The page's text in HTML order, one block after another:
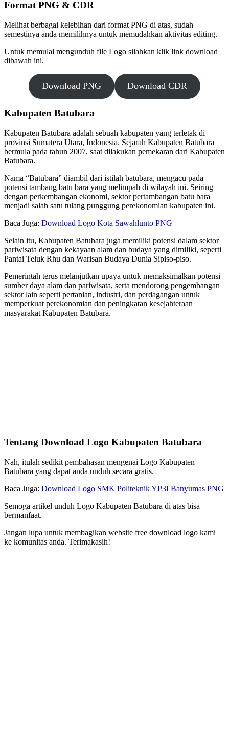
Format PNG & CDR
Melihat berbagai kelebihan dari format PNG di atas, sudah
semestinya anda memilihnya untuk memudahkan aktivitas editing.
Untuk memulai mengunduh file Logo silahkan klik link download
dibawah ini.
Download PNG Download CDR
Kabupaten Batubara
Kabupaten Batubara adalah sebuah kabupaten yang terletak di
provinsi Sumatera Utara, Indonesia. Sejarah Kabupaten Batubara
bermula pada tahun 2007, saat dilakukan pemekaran dari Kabupaten
Batubara.
Nama “Batubara” diambil dari istilah batubara, mengacu pada
potensi tambang batu bara yang melimpah di wilayah ini. Seiring
dengan perkembangan ekonomi, sektor pertambangan batu bara
menjadi salah satu tulang punggung perekonomian kabupaten ini.
Baca Juga: Download Logo Kota Sawahlunto PNG
Selain itu, Kabupaten Batubara juga memiliki potensi dalam sektor
pariwisata dengan kekayaan alam dan budaya yang dimiliki, seperti
Pantai Teluk Rhu dan Warisan Budaya Dunia Sipiso-piso.
Pemerintah terus melanjutkan upaya untuk memaksimalkan potensi
sumber daya alam dan pariwisata, serta mendorong pengembangan
sektor lain seperti pertanian, industri, dan perdagangan untuk
memperkuat perekonomian dan peningkatan kesejahteraan
masyarakat Kabupaten Batubara.
Tentang Download Logo Kabupaten Batubara
Nah, itulah sedikit pembahasan mengenai Logo Kabupaten
Batubara yang dapat anda unduh secara gratis.
Baca Juga: Download Logo SMK Politeknik YP3I Banyumas PNG
Semoga artikel unduh Logo Kabupaten Batubara di atas bisa
bermanfaat.
Jangan lupa untuk membagikan website free download logo kami
ke komunitas anda. Terimakasih!